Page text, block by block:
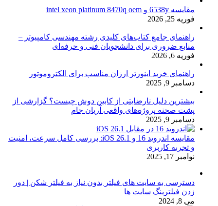
مقایسه 6538y و intel xeon platinum 8470q oem
فوریه 25, 2026
راهنمای جامع کتاب‌های کلیدی رشته مهندسی کامپیوتر –
منابع ضروری برای دانشجویان فنی و حرفه‌ای
فوریه 6, 2026
راهنمای خرید اینورتر ارزان مناسب برای الکتروموتور
دسامبر 9, 2025
بیشترین دلیل نارضایتی از کابین دوش چیست؟ گزارشی از
پشت صحنه پروژه‌های واقعی آریان جام
دسامبر 9, 2025
مقایسه اندروید 16 و iOS 26.1: بررسی کامل سرعت، امنیت
و تجربه کاربری
نوامبر 17, 2025
دسترسی به سایت های فیلتر بدون نیاز به فیلتر شکن | دور
زدن فیلترینگ سایت ها
می 8, 2024